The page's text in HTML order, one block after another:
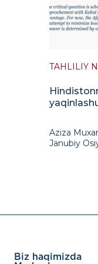
TAHLILIY
Aziza
Janubiy
Biz haqimizda